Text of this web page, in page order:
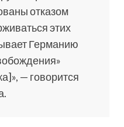
отказом
этих
Германию
— говорится